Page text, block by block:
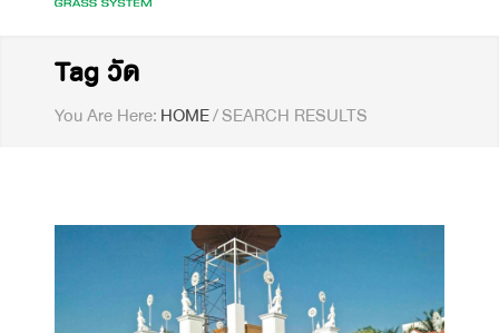
Tag วัด
You Are Here: HOME/SEARCH RESULTS